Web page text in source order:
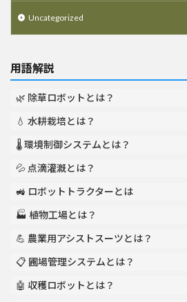
Uncategorized
用語解説
🌿 除草ロボットとは？
💧 水耕栽培とは？
🌡️ 環境制御システムとは？
💦 点滴灌漑とは？
🚜 ロボットトラクターとは
🏭 植物工場とは？
💪 農業用アシストスーツとは？
📋 圃場管理システムとは？
🤖 収穫ロボットとは？